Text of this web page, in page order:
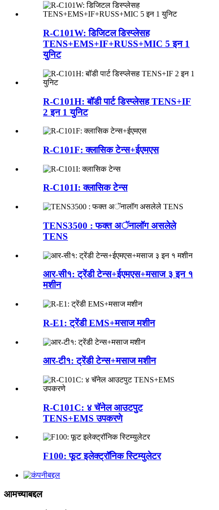
R-C101W: डिजिटल डिस्प्लेसह
TENS+EMS+IF+RUSS+MIC 5 इन 1
युनिट
R-C101H: बॉडी पार्ट डिस्प्लेसह TENS+IF
2 इन 1 युनिट
R-C101F: क्लासिक टेन्स+ईएमएस
R-C101I: क्लासिक टेन्स
TENS3500 : फक्त अॅनालॉग असलेले
TENS
आर-सी१: ट्रेंडी टेन्स+ईएमएस+मसाज ३ इन १
मशीन
R-E1: ट्रेंडी EMS+मसाज मशीन
आर-टी१: ट्रेंडी टेन्स+मसाज मशीन
R-C101C: ४ चॅनेल आउटपुट
TENS+EMS उपकरणे
F100: फूट इलेक्ट्रॉनिक स्टिम्युलेटर
आमच्याबद्दल